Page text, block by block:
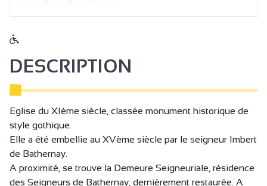
DESCRIPTION
Eglise du XIème siècle, classée monument historique de
style gothique.
Elle a été embellie au XVème siècle par le seigneur Imbert
de Bathernay.
A proximité, se trouve la Demeure Seigneuriale, résidence
des Seigneurs de Bathernay, dernièrement restaurée. A